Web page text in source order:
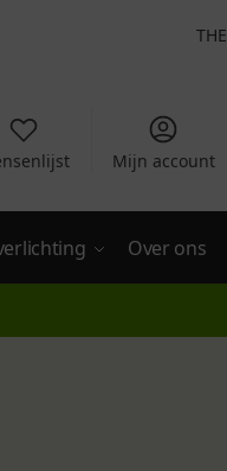
THE
Mijn account
Over ons